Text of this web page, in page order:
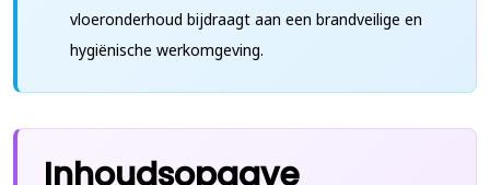
vloeronderhoud bijdraagt aan een brandveilige en
hygiënische werkomgeving.
Inhoudsopgave